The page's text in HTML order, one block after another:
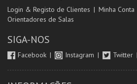
Login & Registo de Clientes Minha Conta
Orientadores de Salas
SIGA-NOS
Facebook Instagram Twitter